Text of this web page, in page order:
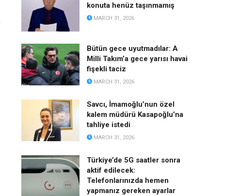
konuta henüz taşınmamış
MARCH 31, 2026
Bütün gece uyutmadılar: A
Milli Takım’a gece yarısı havai
fişekli taciz
MARCH 31, 2026
Savcı, İmamoğlu’nun özel
kalem müdürü Kasapoğlu’na
tahliye istedi
MARCH 31, 2026
Türkiye’de 5G saatler sonra
aktif edilecek:
Telefonlarınızda hemen
yapmanız gereken ayarlar